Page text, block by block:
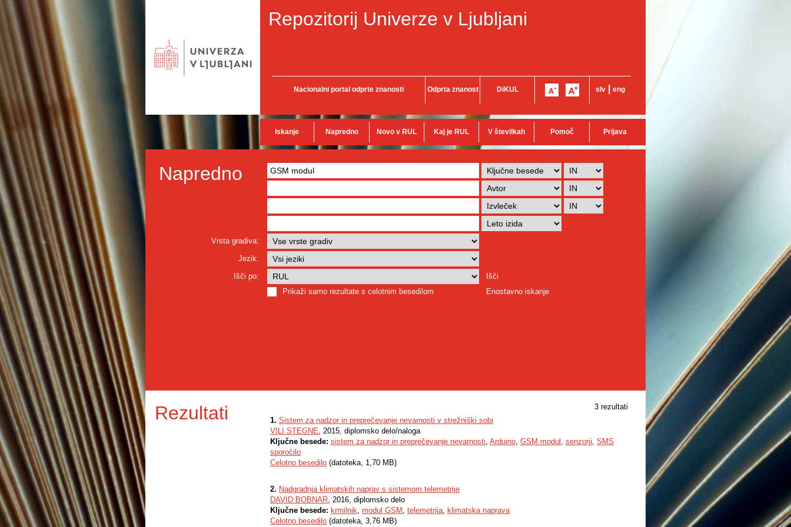
Repozitorij Univerze v Ljubljani
Nacionalni portal odprte znanosti Odprta znanost DiKUL slv eng
Iskanje Napredno Novo v RUL Kaj je RUL V številkah Pomoč Prijava
Napredno
Vrsta gradiva:
Jezik:
Išči po:
Išči
Prikaži samo rezultate s celotnim besedilom
Enostavno iskanje
Rezultati
3 rezultati
1. Sistem za nadzor in preprečevanje nevarnosti v strežniški sobi
VILI STEGNE, 2015, diplomsko delo/naloga
Ključne besede: sistem za nadzor in preprečevanje nevarnosti, Arduino, GSM modul , senzorji, SMS
sporočilo
Celotno besedilo (datoteka, 1,70 MB)
2. Nadgradnja klimatskih naprav s sistemom telemetrije
DAVID BOBNAR, 2016, diplomsko delo
Ključne besede: krmilnik, modul GSM , telemetrija, klimatska naprava
Celotno besedilo (datoteka, 3,76 MB)